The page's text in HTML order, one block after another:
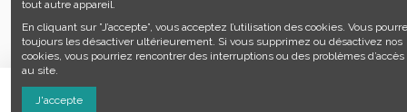
tout autre appareil.
En cliquant sur ”J’accepte”, vous acceptez l’utilisation des cookies. Vous
toujours les désactiver ultérieurement. Si vous supprimez ou désactivez nos
cookies, vous pourriez rencontrer des interruptions ou des problèmes d’accès
au site.
J'accepte